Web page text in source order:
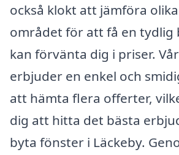
också klokt att jämföra
området för att få en tydlig
kan förvänta dig i priser.
erbjuder en enkel och
att hämta flera offerter,
dig att hitta det bästa
byta fönster i Läckeby.